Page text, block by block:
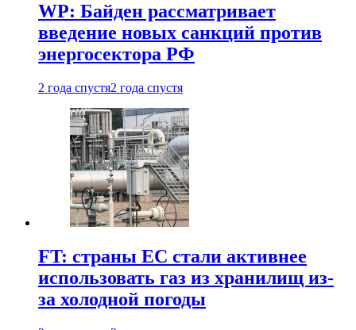
WP: Байден рассматривает
введение новых санкций против
энергосектора РФ
2 года спустя2 года спустя
FT: страны ЕС стали активнее
использовать газ из хранилищ из-
за холодной погоды